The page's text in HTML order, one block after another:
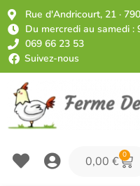
Rue d'Andricourt, 21 ·
Du mercredi au samedi :
069 66 23 53
Suivez-nous
0,00 € 0